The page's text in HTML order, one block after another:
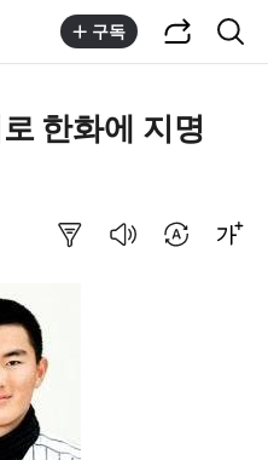
구독
한화에 지명